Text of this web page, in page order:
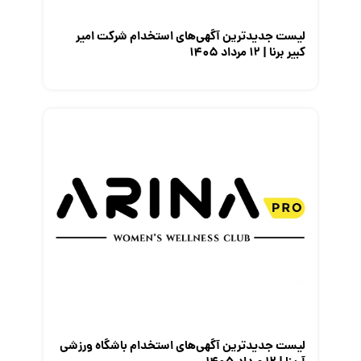
لیست جدیدترین آگهی‌های استخدام شرکت امیر
کبیر برنا | ۱۲ مرداد ۱۴۰۵
لیست جدیدترین آگهی‌های استخدام باشگاه ورزشی